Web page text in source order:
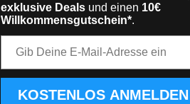
exklusive Deals und einen 10€
Willkommensgutschein*.
KOSTENLOS ANMELDEN